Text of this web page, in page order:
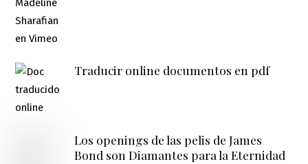
Traducir online documentos en pdf
Los openings de las pelis de James
Bond son Diamantes para la Eternidad